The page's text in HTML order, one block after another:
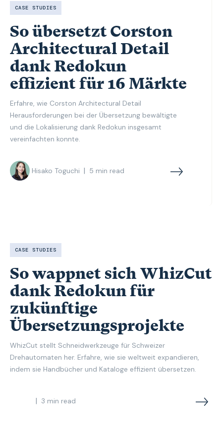
CASE STUDIES
So übersetzt Corston
Architectural Detail
dank Redokun
effizient für 16 Märkte
Erfahre, wie Corston Architectural Detail
Herausforderungen bei der Übersetzung bewältigte
und die Lokalisierung dank Redokun insgesamt
vereinfachten konnte.
Hisako Toguchi | 5 min read
CASE STUDIES
So wappnet sich WhizCut
dank Redokun für
zukünftige
Übersetzungsprojekte
WhizCut stellt Schneidwerkzeuge für Schweizer
Drehautomaten her. Erfahre, wie sie weltweit expandieren,
indem sie Handbücher und Kataloge effizient übersetzen.
| 3 min read